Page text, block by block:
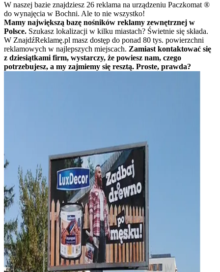
W naszej bazie znajdziesz 26 reklama na urządzeniu Paczkomat ®
do wynajęcia w Bochni. Ale to nie wszystko!
Mamy największą bazę nośników reklamy zewnętrznej w
Polsce. Szukasz lokalizacji w kilku miastach? Świetnie się składa.
W ZnajdźReklamę.pl masz dostęp do ponad 80 tys. powierzchni
reklamowych w najlepszych miejscach. Zamiast kontaktować się
z dziesiątkami firm, wystarczy, że powiesz nam, czego
potrzebujesz, a my zajmiemy się resztą. Proste, prawda?